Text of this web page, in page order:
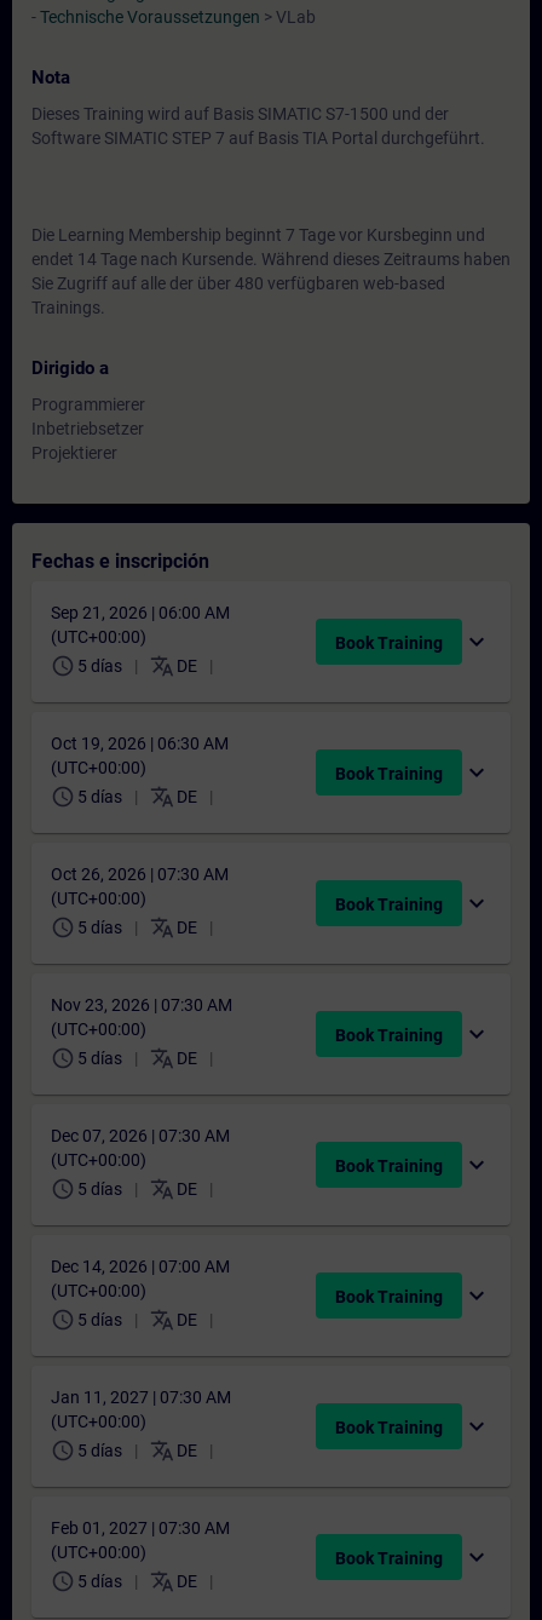
-Technische Voraussetzungen > VLab
Nota
Dieses Training wird auf Basis SIMATIC S7-1500 und der
Software SIMATIC STEP 7 auf Basis TIA Portal durchgeführt.
Die Learning Membership beginnt 7 Tage vor Kursbeginn und
endet 14 Tage nach Kursende. Während dieses Zeitraums haben
Sie Zugriff auf alle der über 480 verfügbaren web-based
Trainings.
Dirigido a
Programmierer
Inbetriebsetzer
Projektierer
Fechas e inscripción
Sep 21, 2026 | 06:00 AM
(UTC+00:00)
schedule 5 días translate DE
Book Training expand_more
Oct 19, 2026 | 06:30 AM
(UTC+00:00)
schedule 5 días translate DE
Book Training expand_more
Oct 26, 2026 | 07:30 AM
(UTC+00:00)
schedule 5 días translate DE
Book Training expand_more
Nov 23, 2026 | 07:30 AM
(UTC+00:00)
schedule 5 días translate DE
Book Training expand_more
Dec 07, 2026 | 07:30 AM
(UTC+00:00)
schedule 5 días translate DE
Book Training expand_more
Dec 14, 2026 | 07:00 AM
(UTC+00:00)
schedule 5 días translate DE
Book Training expand_more
Jan 11, 2027 | 07:30 AM
(UTC+00:00)
schedule 5 días translate DE
Book Training expand_more
Feb 01, 2027 | 07:30 AM
(UTC+00:00)
schedule 5 días translate DE
Book Training expand_more